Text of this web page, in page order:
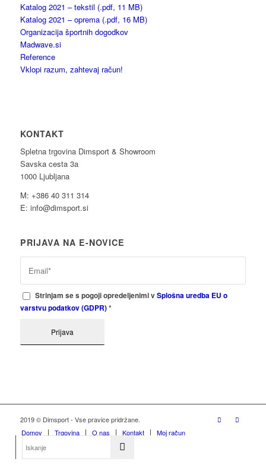
Katalog 2021 – tekstil (.pdf, 11 MB)
Katalog 2021 – oprema (.pdf, 16 MB)
Organizacija športnih dogodkov
Madwave.si
Reference
Vklopi razum, zahtevaj račun!
KONTAKT
Spletna trgovina Dimsport & Showroom
Savska cesta 3a
1000 Ljubljana
M: +386 40 311 314
E: info@dimsport.si
PRIJAVA NA E-NOVICE
Strinjam se s pogoji opredeljenimi vSplošna uredba EU o
varstvu podatkov (GDPR) *
2019 © Dimsport - Vse pravice pridržane.
Domov
Trgovina O nas Kontakt Moj račun